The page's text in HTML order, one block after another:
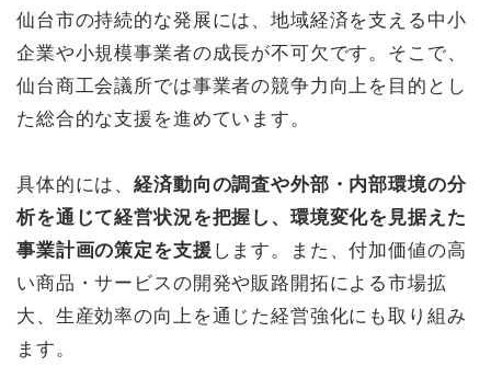
仙台市の持続的な発展には、地域経済を支える中小
企業や小規模事業者の成長が不可欠です。そこで、
仙台商工会議所では事業者の競争力向上を目的とし
た総合的な支援を進めています。
具体的には、経済動向の調査や外部・内部環境の分
析を通じて経営状況を把握し、環境変化を見据えた
事業計画の策定を支援 します。また、付加価値の高
い商品・サービスの開発や販路開拓による市場拡
大、生産効率の向上を通じた経営強化にも取り組み
ます。